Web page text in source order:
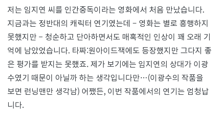
저는 임지연 씨를 인간중독이라는 영화에서 처음 만났습니다.
지금과는 정반대의 캐릭터 연기였는데 – 영화는 별로 흥행하지
못했지만 – 청순하고 단아하면서도 매혹적인 인상이 꽤 오래 기
억에 남았었습니다. 타짜:원아이드잭에도 등장했지만 그다지 좋
은 평가를 받지는 못했죠. 제가 보기에는 임지연의 상대가 이광
수였기 때문이 아닐까 하는 생각입니다만…(이광수의 작품을
보면 런닝맨만 생각남) 어쨌든, 이번 작품에서의 연기는 엄청납
니다.